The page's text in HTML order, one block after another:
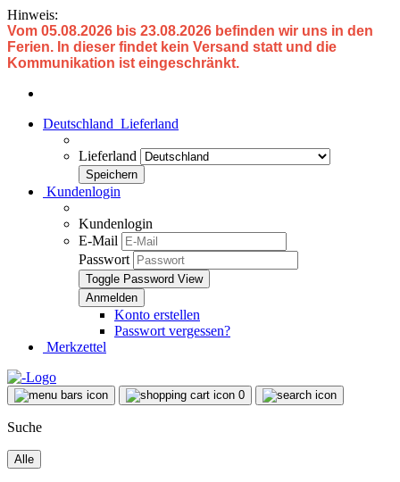
Hinweis:
Vom 05.08.2026 bis 23.08.2026 befinden wir uns in den
Ferien. In dieser findet kein Versand statt und die
Kommunikation ist eingeschränkt.
Deutschland Lieferland
Lieferland
Kundenlogin
Kundenlogin
E-Mail
Passwort
Toggle Password View
Konto erstellen
Passwort vergessen?
Merkzettel
0
Suche
Alle